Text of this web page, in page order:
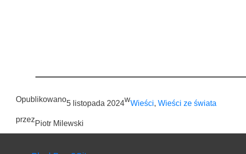
Opublikowano5 listopada 2024wWieści, Wieści ze świata
przezPiotr Milewski